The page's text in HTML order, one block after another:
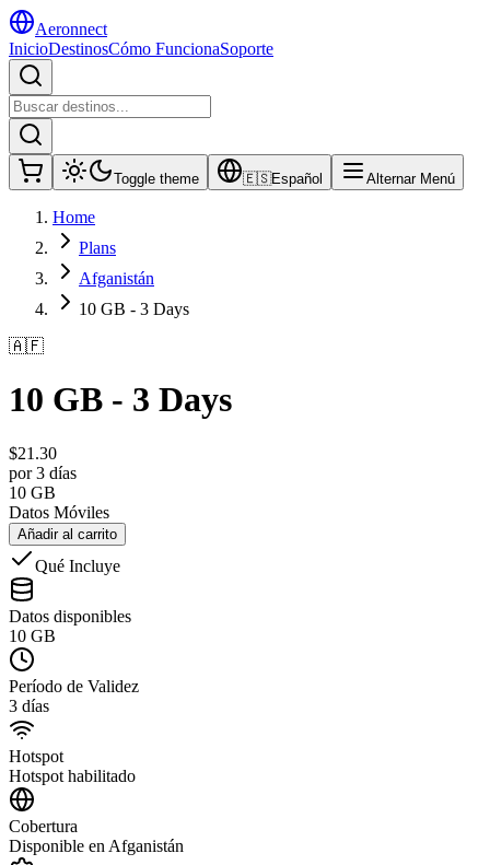
Aeronnect
InicioDestinosCómo FuncionaSoporte
Toggle theme 🇪🇸Español Alternar Menú
Home
Plans
Afganistán
10 GB - 3 Days
🇦🇫
10 GB - 3 Days
$21.30
por 3 días
10 GB
Datos Móviles
Añadir al carrito
Qué Incluye
Datos disponibles
10 GB
Período de Validez
3 días
Hotspot
Hotspot habilitado
Cobertura
Disponible en Afganistán